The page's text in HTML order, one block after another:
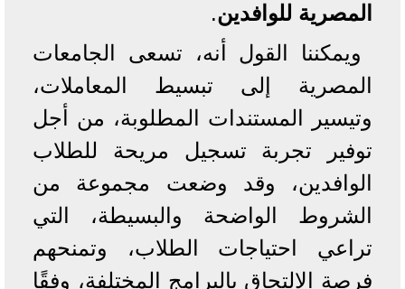
المصرية للوافدين.
ويمكننا القول أنه، تسعى الجامعات
المصرية إلى تبسيط المعاملات،
وتيسير المستندات المطلوبة، من أجل
توفير تجربة تسجيل مريحة للطلاب
الوافدين، وقد وضعت مجموعة من
الشروط الواضحة والبسيطة، التي
تراعي احتياجات الطلاب، وتمنحهم
فرصة الالتحاق بالبرامج المختلفة، وفقًا